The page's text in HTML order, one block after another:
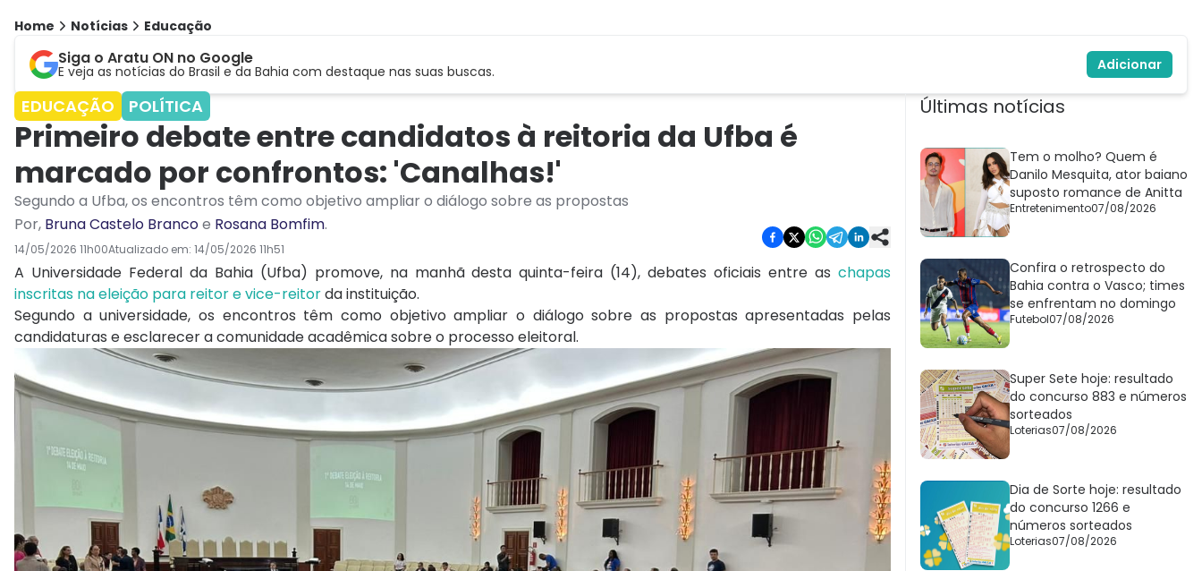
Home Notícias Educação
Siga o Aratu ON no Google
E veja as notícias do Brasil e da Bahia com destaque nas suas buscas. Adicionar
EDUCAÇÃO POLÍTICA
Primeiro debate entre candidatos à reitoria da Ufba é
marcado por confrontos: 'Canalhas!'
Segundo a Ufba, os encontros têm como objetivo ampliar o diálogo sobre as propostas
Por, Bruna Castelo Brancoe Rosana Bomfim.
14/05/2026 11h00Atualizado em: 14/05/2026 11h51
A Universidade Federal da Bahia(Ufba) promove, na manhã desta quinta-feira (14), debates oficiais entre as chapas
inscritas na eleição para reitor e vice-reitorda instituição.
Segundo a universidade, os encontros têm como objetivo ampliar o diálogo sobre as propostas apresentadas pelas
candidaturas e esclarecer a comunidade acadêmica sobre o processo eleitoral.
Últimas notícias
Tem o molho? Quem é
Danilo Mesquita, ator baiano
suposto romance de Anitta
Entretenimento07/08/2026
Confira o retrospecto do
Bahia contra o Vasco; times
se enfrentam no domingo
Futebol07/08/2026
Super Sete hoje: resultado
do concurso 883 e números
sorteados
Loterias07/08/2026
Dia de Sorte hoje: resultado
do concurso 1266 e
números sorteados
Loterias07/08/2026